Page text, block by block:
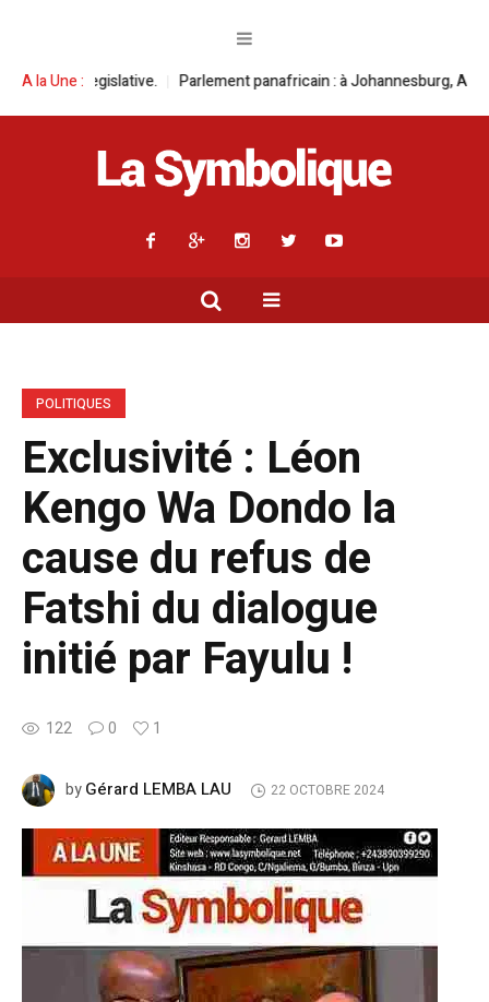
A la Une : Parlement panafricain : à Johannesburg, Aimé Boji
POLITIQUES
Exclusivité : Léon
Kengo Wa Dondo la
cause du refus de
Fatshi du dialogue
initié par Fayulu !
122 0 1
byGérard LEMBA LAU 22 OCTOBRE 2024